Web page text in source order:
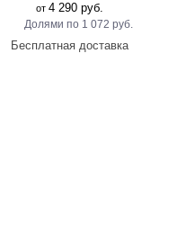
от 4 290 руб.
1 072 руб.